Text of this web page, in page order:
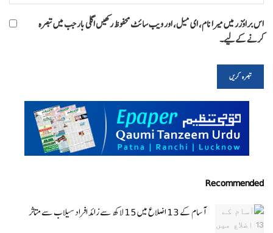
اس براؤزر میں میرا نام، ای میل، اور ویب سائٹ محفوظ رکھیں اگلی بار جب میں تبصرہ
کرنے کےلیے۔
Recommended
آسام کے 13 اضلاع میں 15 لاکھ سے زائد افراد سیلاب سے متاثر